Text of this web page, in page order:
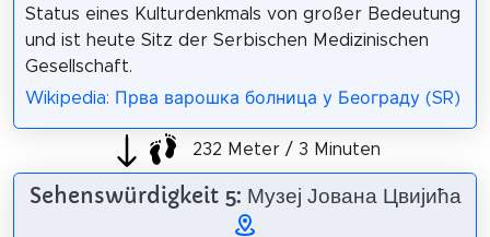
Status eines Kulturdenkmals von großer Bedeutung
und ist heute Sitz der Serbischen Medizinischen
Gesellschaft.
Wikipedia: Прва варошка болница у Београду (SR)
232 Meter / 3 Minuten
Sehenswürdigkeit 5: Музеј Јована Цвијића